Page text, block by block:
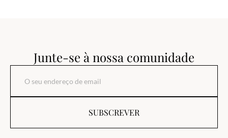
Junte-se à nossa comunidade
SUBSCREVER